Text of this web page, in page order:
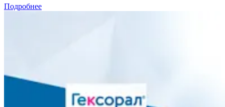
Подробнее